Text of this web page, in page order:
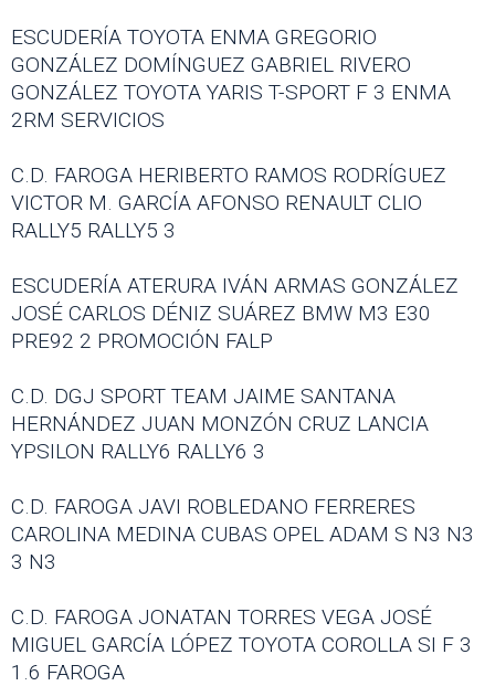
ESCUDERÍA TOYOTA ENMA GREGORIO
GONZÁLEZ DOMÍNGUEZ GABRIEL RIVERO
GONZÁLEZ TOYOTA YARIS T-SPORT F 3 ENMA
2RM SERVICIOS
C.D. FAROGA HERIBERTO RAMOS RODRÍGUEZ
VICTOR M. GARCÍA AFONSO RENAULT CLIO
RALLY5 RALLY5 3
ESCUDERÍA ATERURA IVÁN ARMAS GONZÁLEZ
JOSÉ CARLOS DÉNIZ SUÁREZ BMW M3 E30
PRE92 2 PROMOCIÓN FALP
C.D. DGJ SPORT TEAM JAIME SANTANA
HERNÁNDEZ JUAN MONZÓN CRUZ LANCIA
YPSILON RALLY6 RALLY6 3
C.D. FAROGA JAVI ROBLEDANO FERRERES
CAROLINA MEDINA CUBAS OPEL ADAM S N3 N3
3 N3
C.D. FAROGA JONATAN TORRES VEGA JOSÉ
MIGUEL GARCÍA LÓPEZ TOYOTA COROLLA SI F 3
1.6 FAROGA